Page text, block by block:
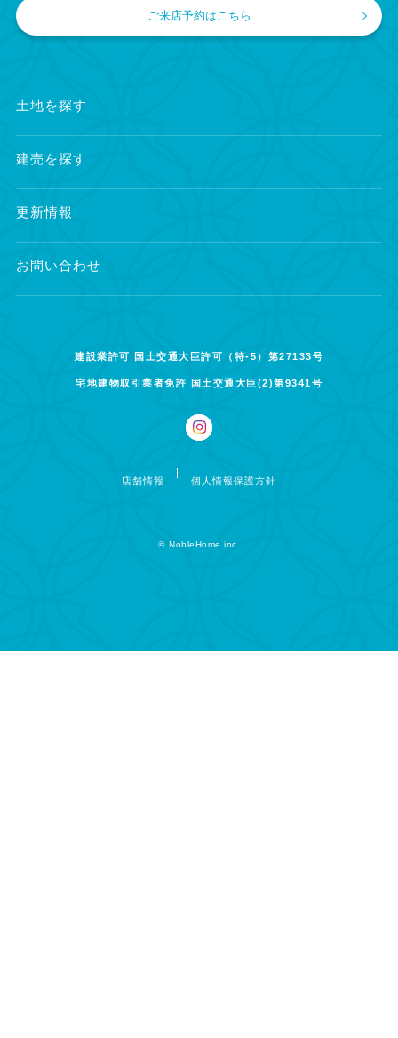
ご来店予約はこちら
土地を探す
建売を探す
更新情報
お問い合わせ
建設業許可 国土交通大臣許可（特-5）第27133号
宅地建物取引業者免許 国土交通大臣(2)第9341号
店舗情報 個人情報保護方針
© NobleHome inc.